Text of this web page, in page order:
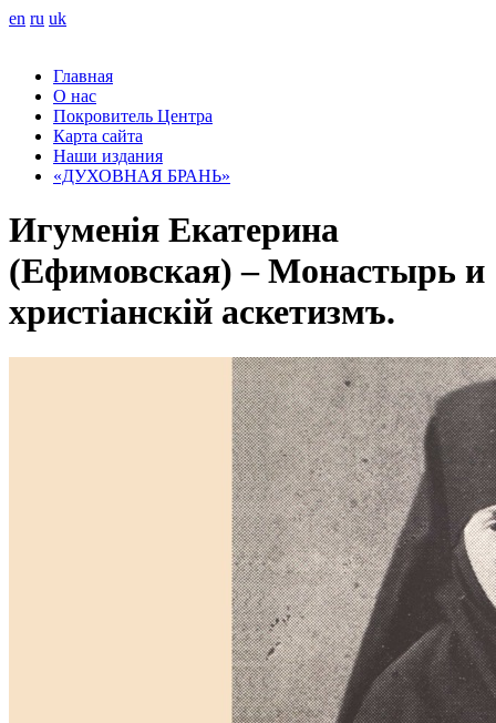
en ru uk
Главная
О нас
Покровитель Центра
Карта сайта
Наши издания
«ДУХОВНАЯ БРАНЬ»
Игуменія Екатерина
(Ефимовская) – Монастырь и
христіанскій аскетизмъ.